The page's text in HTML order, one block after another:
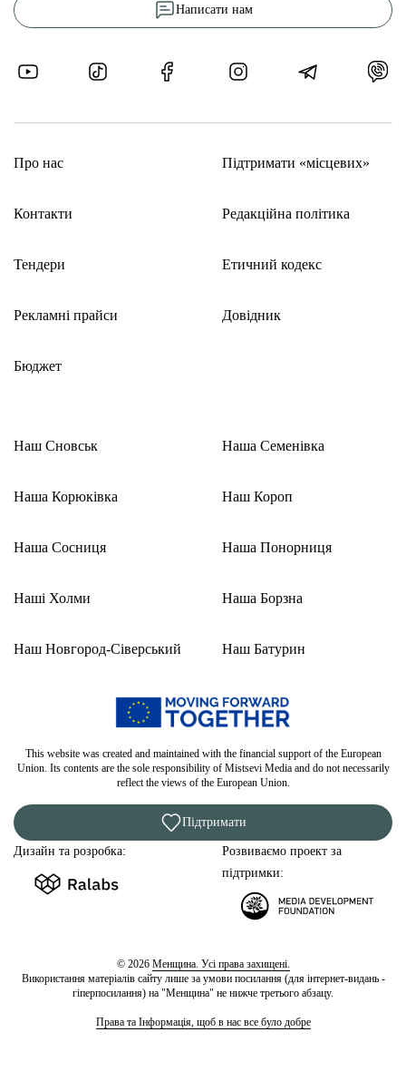
Написати нам
Про нас
Контакти
Тендери
Рекламні прайси
Бюджет
Підтримати «місцевих»
Редакційна політика
Етичний кодекс
Довідник
Наш Сновськ
Наша Корюківка
Наша Сосниця
Наші Холми
Наш Новгород-Сіверський
Наша Семенівка
Наш Короп
Наша Понорниця
Наша Борзна
Наш Батурин
This website was created and maintained with the financial support of the European
Union. Its contents are the sole responsibility of Mistsevi Media and do not necessarily
reflect the views of the European Union.
Підтримати
Дизайн та розробка:
Розвиваємо проект за
підтримки:
© 2026 Менщина. Усі права захищені.
Використання матеріалів сайту лише за умови посилання (для інтернет-видань -
гіперпосилання) на "Менщина" не нижче третього абзацу.
Права та Інформація, щоб в нас все було добре